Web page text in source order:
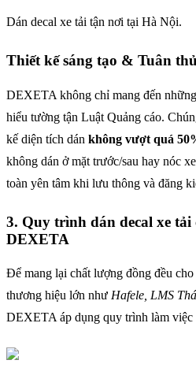
Dán decal xe tải tận nơi tại Hà Nội.
Thiết kế sáng tạo & Tuân
DEXETA không chỉ mang đến
hiểu tường tận Luật Quảng cáo.
kế diện tích dán không vượt quá
không dán ở mặt trước/sau hay nóc
toàn yên tâm khi lưu thông và đăng
3. Quy trình dán decal xe tải
DEXETA
Để mang lại chất lượng đồng đều
thương hiệu lớn như Hafele, LMS
DEXETA áp dụng quy trình làm việc